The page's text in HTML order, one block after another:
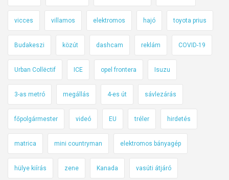
vicces villamos elektromos hajó toyota prius
Budakeszi közút dashcam reklám COVID-19
Urban Collëctif ICE opel frontera Isuzu
3-as metró megállás 4-es út sávlezárás
főpolgármester videó EU tréler hirdetés
matrica mini countryman elektromos bányagép
hülye kiírás zene Kanada vasúti átjáró